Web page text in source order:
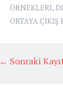
ÖRNEKLERI,
ORTAYA ÇIKIŞ
← Sonraki